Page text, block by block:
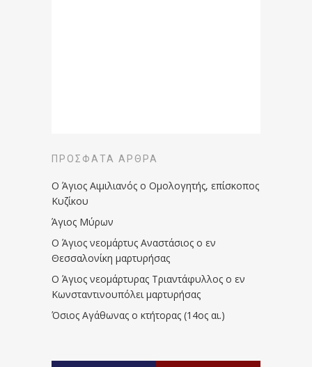
ΠΡΌΣΦΑΤΑ ΆΡΘΡΑ
Ο Άγιος Αιμιλιανός ο Ομολογητής, επίσκοπος
Κυζίκου
Άγιος Μύρων
Ο Άγιος νεομάρτυς Αναστάσιος ο εν
Θεσσαλονίκη μαρτυρήσας
Ο Άγιος νεομάρτυρας Τριαντάφυλλος ο εν
Κωνσταντινουπόλει μαρτυρήσας
Όσιος Αγάθωνας ο κτήτορας (14ος αι.)